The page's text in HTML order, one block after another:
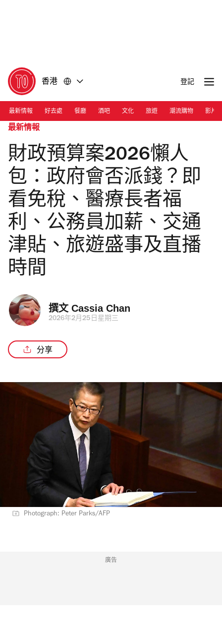
香港 登記
最新情報 好去處 餐廳 酒吧 文化 旅遊 潮流購物 影片
最新情報
財政預算案2026懶人
包：政府會否派錢？即
看免稅、醫療長者福
利、公務員加薪、交通
津貼、旅遊盛事及直播
時間
撰文 Cassia Chan
2026年2月25日星期三
分享
Photograph: Peter Parks/AFP
廣告